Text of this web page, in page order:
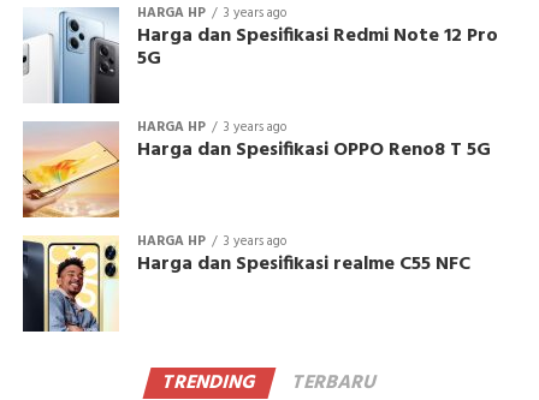
HARGA HP 3 years ago
Harga dan Spesifikasi Redmi Note 12 Pro
5G
HARGA HP 3 years ago
Harga dan Spesifikasi OPPO Reno8 T 5G
HARGA HP 3 years ago
Harga dan Spesifikasi realme C55 NFC
TRENDING TERBARU